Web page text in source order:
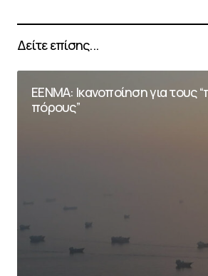
Δείτε επίσης...
ΕΕΝΜΑ: Ικανοποίηση για τους
πόρους”